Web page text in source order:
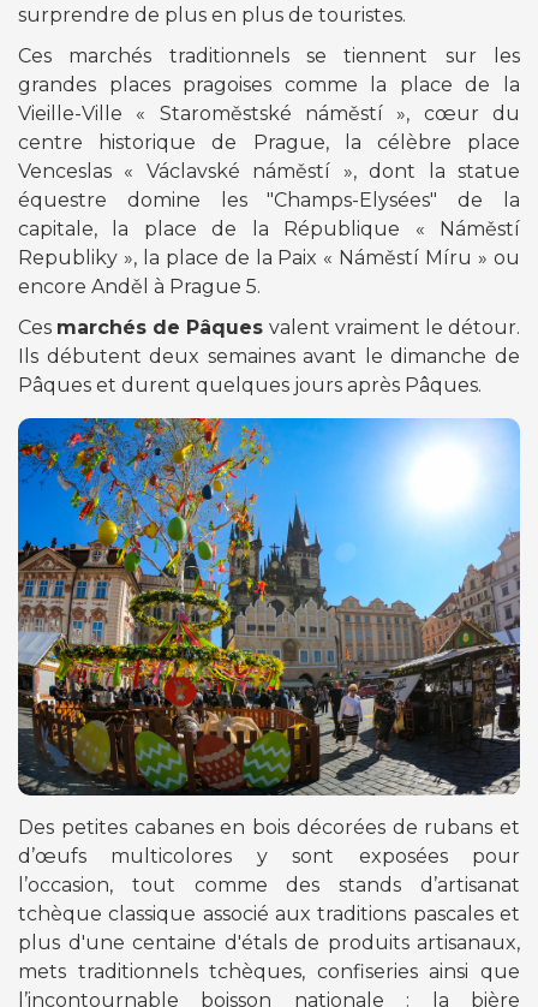
surprendre de plus en plus de touristes.
Ces marchés traditionnels se tiennent sur les
grandes places pragoises comme la place de la
Vieille-Ville « Staroměstské náměstí », cœur du
centre historique de Prague, la célèbre place
Venceslas « Václavské náměstí », dont la statue
équestre domine les "Champs-Elysées" de la
capitale, la place de la République « Náměstí
Republiky », la place de la Paix « Náměstí Míru » ou
encore Anděl à Prague 5.
Ces marchés de Pâques valent vraiment le détour.
Ils débutent deux semaines avant le dimanche de
Pâques et durent quelques jours après Pâques.
Des petites cabanes en bois décorées de rubans et
d’œufs multicolores y sont exposées pour
l’occasion, tout comme des stands d’artisanat
tchèque classique associé aux traditions pascales et
plus d'une centaine d'étals de produits artisanaux,
mets traditionnels tchèques, confiseries ainsi que
l’incontournable boisson nationale : la bière